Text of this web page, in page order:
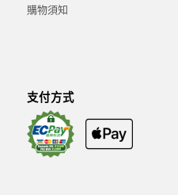
購物須知
支付方式